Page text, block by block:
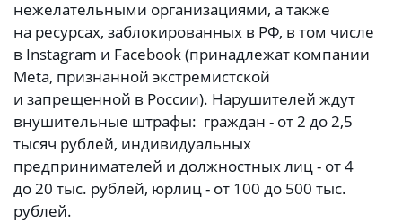
нежелательными организациями, а также
на ресурсах, заблокированных в РФ, в том числе
в Instagram и Facebook (принадлежат компании
Meta, признанной экстремистской
и запрещенной в России). Нарушителей ждут
внушительные штрафы: граждан - от 2 до 2,5
тысяч рублей, индивидуальных
предпринимателей и должностных лиц - от 4
до 20 тыс. рублей, юрлиц - от 100 до 500 тыс.
рублей.